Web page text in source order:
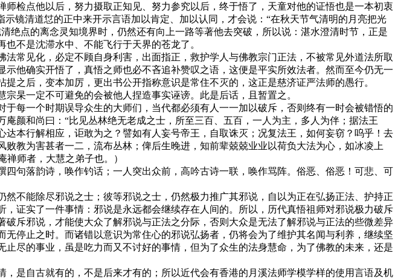
点他以后，努力摄取正知见、努力参究以后，终于悟了，天童对他的证悟也是一本初衷
镜清道怤的正中来开示言语加以肯定、加以认同，才会说：“在秋天节气清明的月亮把光
绝点的离念灵知境界时，仍然还有向上一路等著他去突破，所以说：湛水澄清时节，正是
不是沈滞水中、不能飞行于天界的苍龙了。
见化，必定不顾自身利害，出面指正，救护学人与佛教宗门正法，不被常见外道法所取
他确实开悟了，真悟之师也必不吝追补赞叹之语，这便是平实所效法者。然而至今仍无一
之后，变本加厉，更出书公开指称意识是常住不灭的，这正是慈济证严法师的愚行。
一定不可避免的会被他人捏造事实诬谤。此是后话，且暂置之。
一个时期误导众生的大师们，当代都必须有人一一加以破斥，否则终有一时会被错悟的
颜和尚曰：“比见丛林绝无老成之士，所至三百、五百，一人为主，多人为伴；据法王
本行解相应，讵敢为之？譬如有人妄号帝王，自取诛灭；况复法王，如何妄窃？呜乎！去
教为害甚者一二，流布丛林；俾后生晚进，知前辈兢兢业业以荷负大法为心，如冰凌上
师者，大慧之弟子也。）
落韵诗，唤作钓话；一人突出众前，高吟古诗一联，唤作骂阵。俗恶、俗恶！可悲、可
能除尽邪说之士；彼等邪说之士，仍然极力推广其邪说，自以为正在弘扬正法、护持正
证实了一件事情：邪说是永远都会继续存在人间的。所以，历代真悟祖师对邪说极力破斥
斥邪说，才能使大众了解邪说与正法之分际，否则大众是无法了解邪说与正法的些微差异
停止之时。而诸错以意识为常住心的邪说弘扬者，仍将会为了维护其名闻与利养，继续坚
尽的事业，虽是吃力而又不讨好的事情，但为了众生的法身慧命，为了佛教的未来，还是
自古就有的，不是后来才有的；所以近代会有香港的月溪法师学模学样的使用言语及机